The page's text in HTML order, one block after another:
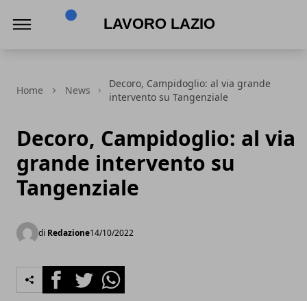
Home News
Decoro, Campidoglio: al via grande
intervento su Tangenziale
Decoro, Campidoglio: al via
grande intervento su
Tangenziale
di Redazione14/10/2022
FacebookTwitterWhatsapp